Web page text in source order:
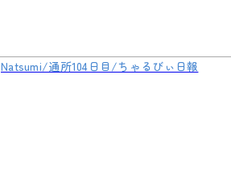
Natsumi/通所104日目/ちゃるびぃ日報